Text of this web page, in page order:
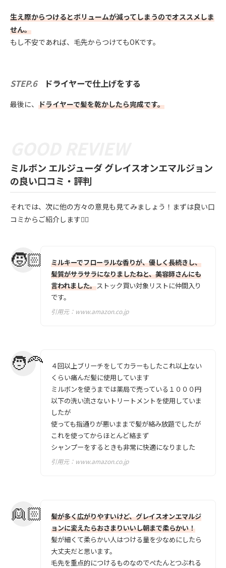
生え際からつけるとボリュームが減ってしまうのでオススメしま
せん。
もし不安であれば、毛先からつけてもOKです。
STEP.6 ドライヤーで仕上げをする
最後に、 ドライヤーで髪を乾かしたら完成です。
ミルボン エルジューダ グレイスオンエマルジョン
の良い口コミ・評判
それでは、次に他の方々の意見も見てみましょう！まずは良い口
コミからご紹介します💁‍♀️
ミルキーでフローラルな香りが、優しく長続きし、
髪質がサラサラになりましたねと、美容師さんにも
言われました。ストック買い対象リストに仲間入り
です。
引用元： www.amazon.co.jp
４回以上ブリーチをしてカラーもしたこれ以上ない
くらい痛んだ髪に使用しています
ミルボンを使うまでは薬局で売っている１０００円
以下の洗い流さないトリートメントを使用していま
したが
使っても指通りが悪いままで髪が絡み放題でしたが
これを使ってからほとんど絡まず
シャンプーをするときも非常に快適になりました
引用元： www.amazon.co.jp
髪が多く広がりやすいけど、グレイスオンエマルジ
ョンに変えたらおさまりいいし朝まで柔らかい！
髪が細くて柔らかい人はつける量を少なめにしたら
大丈夫だと思います。
毛先を重点的につけるものなのでぺたんとつぶれる